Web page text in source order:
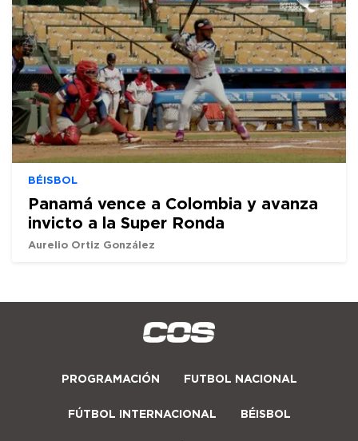
BÉISBOL
Panamá vence a Colombia y avanza
invicto a la Super Ronda
Aurelio Ortiz González
PROGRAMACIÓN FUTBOL NACIONAL
FÚTBOL INTERNACIONAL BÉISBOL